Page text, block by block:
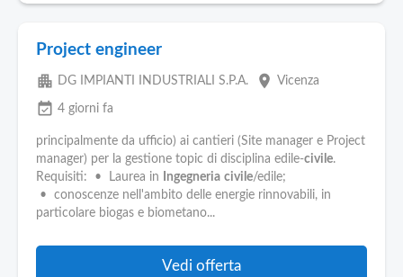
Project engineer
apartment DG IMPIANTI INDUSTRIALI S.P.A. place Vicenza
event_available 4 giorni fa
principalmente da ufficio) ai cantieri (Site manager e Project
manager) per la gestione topic di disciplina edile-civile.
Requisiti: • Laurea in
Ingegneria civile/edile;
• conoscenze nell'ambito delle energie rinnovabili, in
particolare biogas e biometano...
Vedi offerta